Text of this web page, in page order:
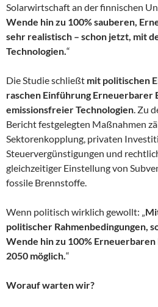
Solarwirtschaft an der finnischen
Wende hin zu 100% sauberen,
sehr realistisch – schon jetzt, mit
Technologien.“
Die Studie schließt mit politischen
raschen Einführung Erneuerbarer
emissionsfreier Technologien. Zu
Bericht festgelegten Maßnahmen
Sektorenkopplung, privaten
Steuervergünstigungen und
gleichzeitiger Einstellung von
fossile Brennstoffe.
Wenn politisch wirklich gewollt: „
politischer Rahmenbedingungen,
Wende hin zu 100%
2050 möglich.“
Worauf warten wir?